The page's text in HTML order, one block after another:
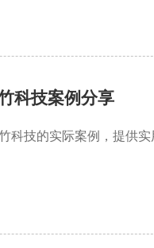
科技案例分享
科技的实际案例，提供